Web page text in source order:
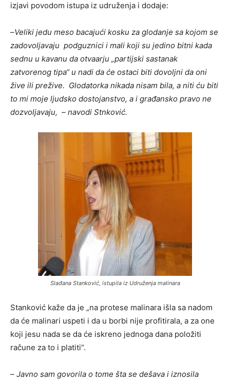
izjavi povodom istupa iz udruženja i dodaje:
–Veliki jedu meso bacajući kosku za glodanje sa kojom se
zadovoljavaju podguznici i mali koji su jedino bitni kada
sednu u kavanu da otvaarju „partijski sastanak
zatvorenog tipa“ u nadi da će ostaci biti dovoljni da oni
žive ili prežive. Glodatorka nikada nisam bila, a niti ću biti
to mi moje ljudsko dostojanstvo, a i građansko pravo ne
dozvoljavaju, – navodi Stnković.
Slađana Stanković, istupila iz Udruženja malinara
Stanković kaže da je „na protese malinara išla sa nadom
da će malinari uspeti i da u borbi nije profitirala, a za one
koji jesu nada se da će iskreno jednoga dana položiti
račune za to i platiti“.
– Javno sam govorila o tome šta se dešava i iznosila